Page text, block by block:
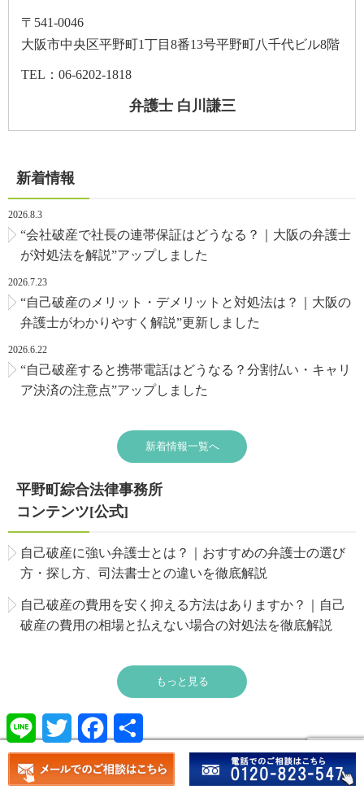
〒541-0046
大阪市中央区平野町1丁目8番13号平野町八千代ビル8階
TEL：06-6202-1818
弁護士 白川謙三
新着情報
2026.8.3
“会社破産で社長の連帯保証はどうなる？｜大阪の弁護士
が対処法を解説”アップしました
2026.7.23
“自己破産のメリット・デメリットと対処法は？｜大阪の
弁護士がわかりやすく解説”更新しました
2026.6.22
“自己破産すると携帯電話はどうなる？分割払い・キャリ
ア決済の注意点”アップしました
新着情報一覧へ
平野町綜合法律事務所
コンテンツ[公式]
自己破産に強い弁護士とは？｜おすすめの弁護士の選び
方・探し方、司法書士との違いを徹底解説
自己破産の費用を安く抑える方法はありますか？｜自己
破産の費用の相場と払えない場合の対処法を徹底解説
もっと見る
借金のお悩み 会社破産のお悩み
住宅ローンのお悩み
弁護士・事務所紹介
弁護士費用 無料相談予約
Line Twitter Facebook